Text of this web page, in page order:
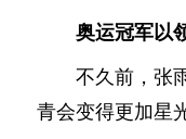
奥运冠军以
不久前，张
青会变得更加星